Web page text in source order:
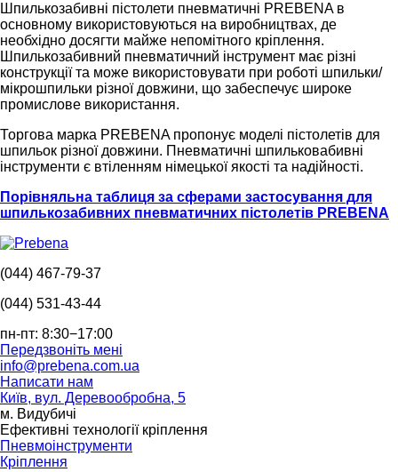
Шпилькозабивні пістолети пневматичні PREBENA в
основному використовуються на виробництвах, де
необхідно досягти майже непомітного кріплення.
Шпилькозабивний пневматичний інструмент має різні
конструкції та може використовувати при роботі шпильки/
мікрошпильки різної довжини, що забеспечує широке
промислове використання.
Торгова марка PREBENA пропонує моделі пістолетів для
шпильок різної довжини. Пневматичні шпильковабивні
інструменти є втіленням німецької якості та надійності.
Порівняльна таблиця за сферами застосування для
шпилькозабивних пневматичних пістолетів PREBENA
(044) 467-79-37
(044) 531-43-44
пн-пт: 8:30−17:00
Передзвоніть мені
info@prebena.com.ua
Написати нам
Київ, вул. Деревообробна, 5
м. Видубичі
Ефективні технології кріплення
Пневмоінструменти
Кріплення